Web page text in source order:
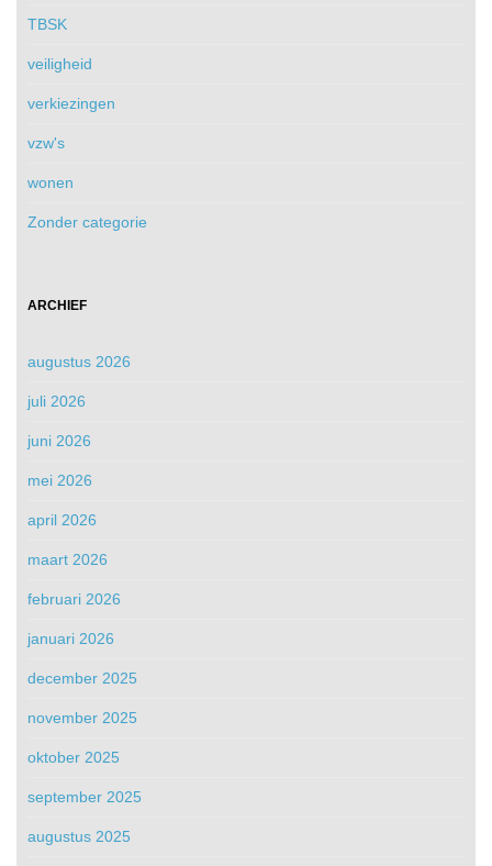
TBSK
veiligheid
verkiezingen
vzw's
wonen
Zonder categorie
ARCHIEF
augustus 2026
juli 2026
juni 2026
mei 2026
april 2026
maart 2026
februari 2026
januari 2026
december 2025
november 2025
oktober 2025
september 2025
augustus 2025